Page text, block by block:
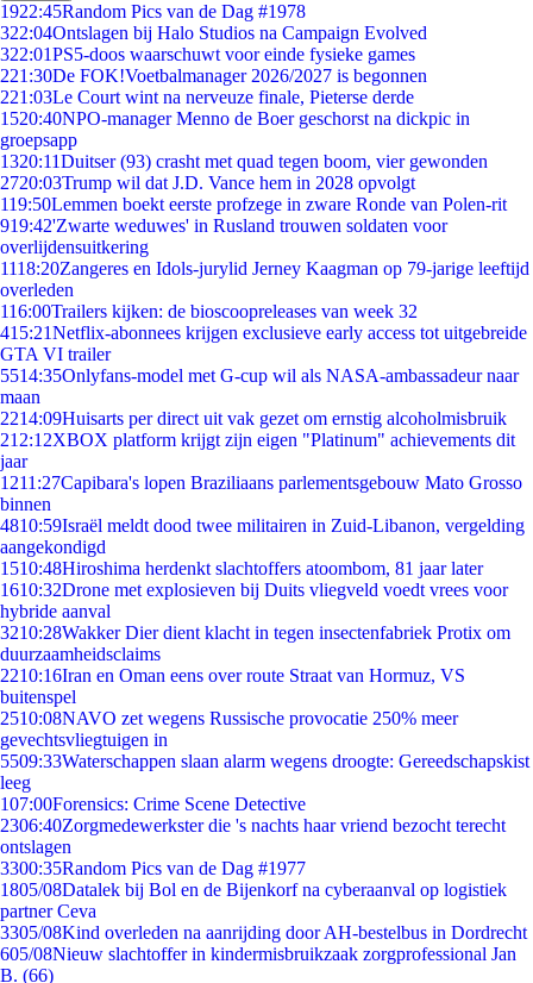
1922:45Random Pics van de Dag #1978
322:04Ontslagen bij Halo Studios na Campaign Evolved
322:01PS5-doos waarschuwt voor einde fysieke games
221:30De FOK!Voetbalmanager 2026/2027 is begonnen
221:03Le Court wint na nerveuze finale, Pieterse derde
1520:40NPO-manager Menno de Boer geschorst na dickpic in
groepsapp
1320:11Duitser (93) crasht met quad tegen boom, vier gewonden
2720:03Trump wil dat J.D. Vance hem in 2028 opvolgt
119:50Lemmen boekt eerste profzege in zware Ronde van Polen-rit
919:42'Zwarte weduwes' in Rusland trouwen soldaten voor
overlijdensuitkering
1118:20Zangeres en Idols-jurylid Jerney Kaagman op 79-jarige leeftijd
overleden
116:00Trailers kijken: de bioscoopreleases van week 32
415:21Netflix-abonnees krijgen exclusieve early access tot uitgebreide
GTA VI trailer
5514:35Onlyfans-model met G-cup wil als NASA-ambassadeur naar
maan
2214:09Huisarts per direct uit vak gezet om ernstig alcoholmisbruik
212:12XBOX platform krijgt zijn eigen "Platinum" achievements dit
jaar
1211:27Capibara's lopen Braziliaans parlementsgebouw Mato Grosso
binnen
4810:59Israël meldt dood twee militairen in Zuid-Libanon, vergelding
aangekondigd
1510:48Hiroshima herdenkt slachtoffers atoombom, 81 jaar later
1610:32Drone met explosieven bij Duits vliegveld voedt vrees voor
hybride aanval
3210:28Wakker Dier dient klacht in tegen insectenfabriek Protix om
duurzaamheidsclaims
2210:16Iran en Oman eens over route Straat van Hormuz, VS
buitenspel
2510:08NAVO zet wegens Russische provocatie 250% meer
gevechtsvliegtuigen in
5509:33Waterschappen slaan alarm wegens droogte: Gereedschapskist
leeg
107:00Forensics: Crime Scene Detective
2306:40Zorgmedewerkster die 's nachts haar vriend bezocht terecht
ontslagen
3300:35Random Pics van de Dag #1977
1805/08Datalek bij Bol en de Bijenkorf na cyberaanval op logistiek
partner Ceva
3305/08Kind overleden na aanrijding door AH-bestelbus in Dordrecht
605/08Nieuw slachtoffer in kindermisbruikzaak zorgprofessional Jan
B. (66)